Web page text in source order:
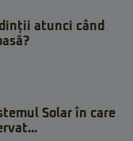
atunci când
Solar în care